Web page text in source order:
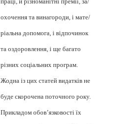
охочення та винагороди, і мате/
ріальна допомога, і відпочинок
та оздоровлення, і ще багато
різних соціальних програм.
Жодна із цих статей видатків не
буде скорочена поточного року.
Прикладом обов’язковості їх